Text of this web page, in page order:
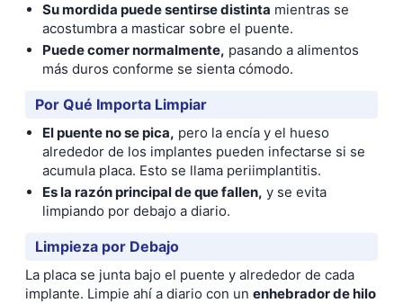
Su mordida puede sentirse distinta mientras se
acostumbra a masticar sobre el puente.
Puede comer normalmente, pasando a alimentos
más duros conforme se sienta cómodo.
Por Qué Importa Limpiar
El puente no se pica, pero la encía y el hueso
alrededor de los implantes pueden infectarse si se
acumula placa. Esto se llama periimplantitis.
Es la razón principal de que fallen, y se evita
limpiando por debajo a diario.
Limpieza por Debajo
La placa se junta bajo el puente y alrededor de cada
implante. Limpie ahí a diario con un enhebrador de hilo